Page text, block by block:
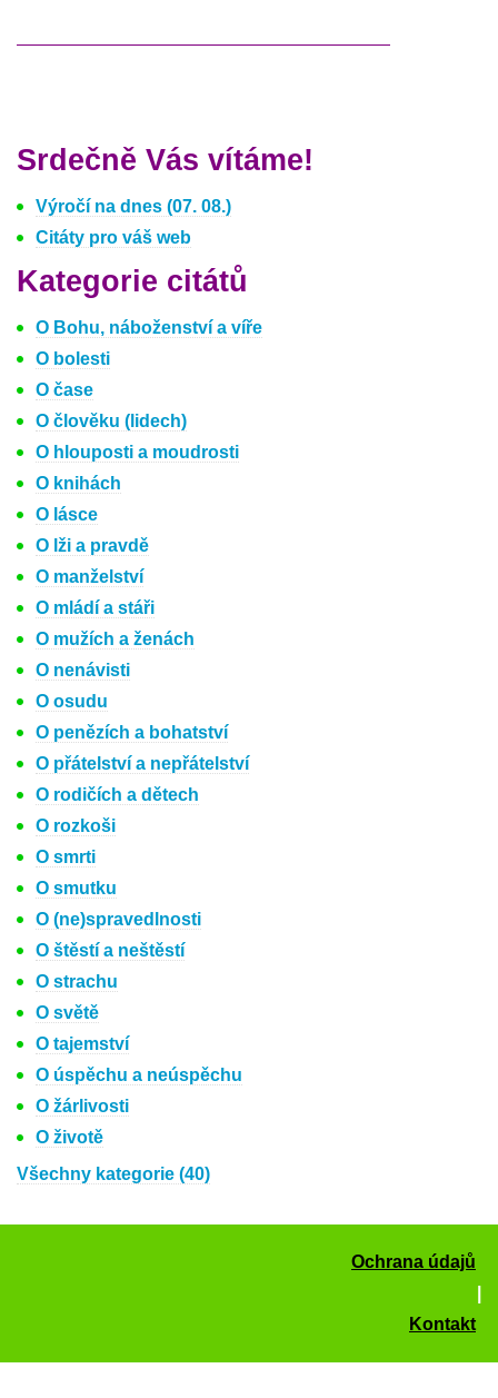
Srdečně Vás vítáme!
Výročí na dnes (07. 08.)
Citáty pro váš web
Kategorie citátů
O Bohu, náboženství a víře
O bolesti
O čase
O člověku (lidech)
O hlouposti a moudrosti
O knihách
O lásce
O lži a pravdě
O manželství
O mládí a stáři
O mužích a ženách
O nenávisti
O osudu
O penězích a bohatství
O přátelství a nepřátelství
O rodičích a dětech
O rozkoši
O smrti
O smutku
O (ne)spravedlnosti
O štěstí a neštěstí
O strachu
O světě
O tajemství
O úspěchu a neúspěchu
O žárlivosti
O životě
Všechny kategorie (40)
Ochrana údajů
Kontakt